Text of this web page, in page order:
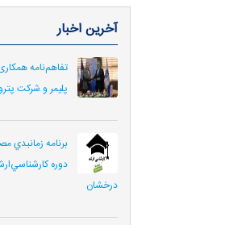
آخرین اخبار
تفاهم‌نامه
پلیمر و شرکت
برنامه زمانبدي
دوره
درخشان